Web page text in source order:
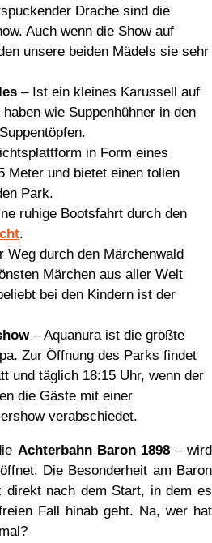
Drache sind die
Auch wenn die Show auf
unsere beiden Mädels sie sehr
– Ist ein kleines Karussell auf
wie Suppenhühner in den
in Form eines
Meter und bietet einen tollen
Park.
ruhige Bootsfahrt durch den
.
Weg durch den Märchenwald
Märchen aus aller Welt
bei den Kindern ist der
– Aquanura ist die größte
Zur Öffnung des Parks findet
und täglich 18:15 Uhr, wenn der
die Gäste mit einer
verabschiedet.
Achterbahn Baron 1898– wird
Die Besonderheit am Baron
direkt nach dem Start, in dem es
Fall hinab geht. Na, wer hat